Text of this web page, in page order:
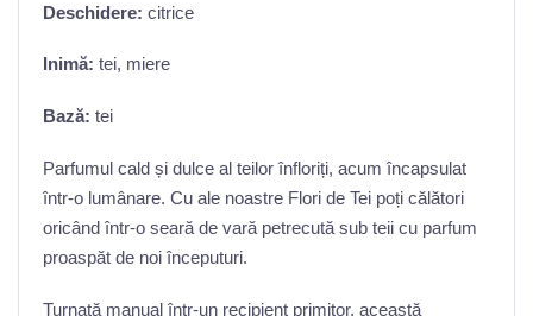
Deschidere: citrice
Inimă: tei, miere
Bază: tei
Parfumul cald și dulce al teilor înfloriți, acum încapsulat
într-o lumânare. Cu ale noastre Flori de Tei poți călători
oricând într-o seară de vară petrecută sub teii cu parfum
proaspăt de noi începuturi.
Turnată manual într-un recipient primitor, această